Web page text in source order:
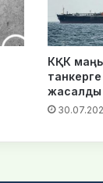
КҚК
жасалды